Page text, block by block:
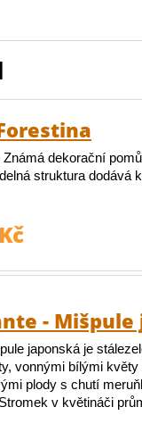
Známá dekorační
struktura dodává
-
japonská je
vonnými bílými
plody s chutí
v květináči